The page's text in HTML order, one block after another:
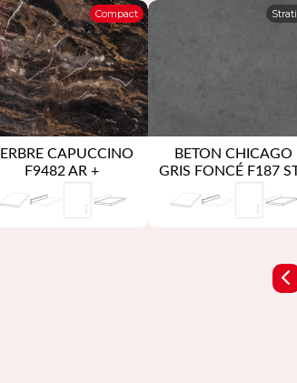
Compact
CAPUCCINO
F9482 AR +
BETON CHICAGO
GRIS FONCÉ F187